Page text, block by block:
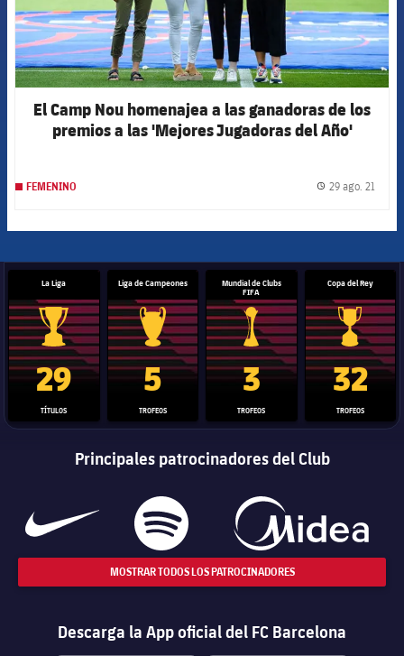
El Camp Nou homenajea a las ganadoras de los
premios a las 'Mejores Jugadoras del Año'
FEMENINO 29 ago. 21
La Liga
Trofeo de La Liga
29
TÍTULOS
Liga de Campeones
Trofeo de la Liga de Campeones
5
TROFEOS
Mundial de Clubs
FIFA
Trofeo del Mundial de
3
TROFEOS
Copa del Rey
Copa del
32
TROFEOS
Principales patrocinadores del Club
MOSTRAR TODOS LOS PATROCINADORES
Descarga la App oficial del FC Barcelona